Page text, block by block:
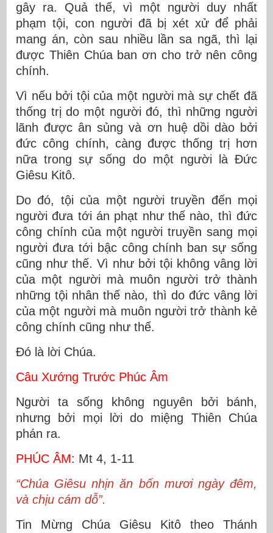
gây ra. Quả thế, vì một người duy nhất
phạm tội, con người đã bị xét xử để phải
mang án, còn sau nhiều lần sa ngã, thì lại
được Thiên Chúa ban ơn cho trở nên công
chính.
Vì nếu bởi tội của một người mà sự chết đã
thống trị do một người đó, thì những người
lãnh được ân sủng và ơn huệ dồi dào bởi
đức công chính, càng được thống trị hơn
nữa trong sự sống do một người là Ðức
Giêsu Kitô.
Do đó, tội của một người truyền đến mọi
người đưa tới án phạt như thế nào, thì đức
công chính của một người truyền sang mọi
người đưa tới bậc công chính ban sự sống
cũng như thế. Vì như bởi tội không vâng lời
của một người mà muôn người trở thành
những tội nhân thế nào, thì do đức vâng lời
của một người mà muôn người trở thành kẻ
công chính cũng như thế.
Ðó là lời Chúa.
Câu Xướng Trước Phúc Âm
Người ta sống không nguyên bởi bánh,
nhưng bởi mọi lời do miệng Thiên Chúa
phán ra.
PHÚC ÂM: Mt 4, 1-11
“Chúa Giêsu nhịn ăn bốn mươi ngày đêm,
và chịu cám dỗ”.
Tin Mừng Chúa Giêsu Kitô theo Thánh